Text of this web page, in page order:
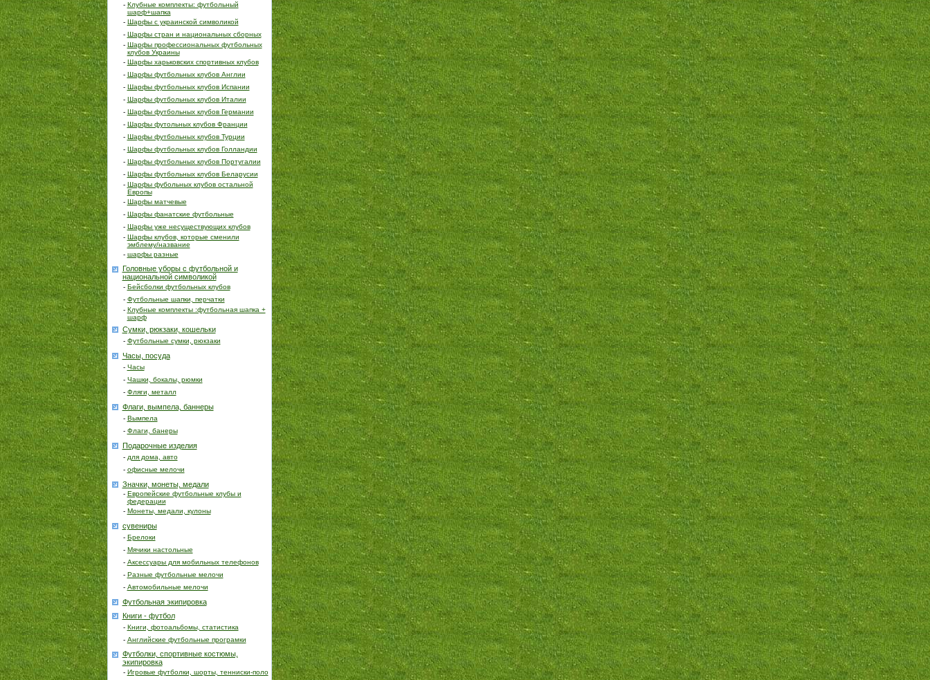
- Клубные комплекты: футбольный
шарф+шапка
- Шарфы с украинской символикой
- Шарфы стран и национальных сборных
- Шарфы профессиональных футбольных
клубов Украины
- Шарфы харьковских спортивных клубов
- Шарфы футбольных клубов Англии
- Шарфы футбольных клубов Испании
- Шарфы футбольных клубов Италии
- Шарфы футбольных клубов Германии
- Шарфы футольных клубов Франции
- Шарфы футбольных клубов Турции
- Шарфы футбольных клубов Голландии
- Шарфы футбольных клубов Португалии
- Шарфы футбольных клубов Беларусии
- Шарфы фубольных клубов остальной
Европы
- Шарфы матчевые
- Шарфы фанатские футбольные
- Шарфы уже несуществующих клубов
- Шарфы клубов, которые сменили
эмблему/название
- шарфы разные
Головные уборы с футбольной и
национальной символикой
- Бейсболки футбольных клубов
- Футбольные шапки, перчатки
- Клубные комплекты :футбольная шапка +
шарф
Сумки, рюкзаки, кошельки
- Футбольные сумки, рюкзаки
Часы, посуда
- Часы
- Чашки, бокалы, рюмки
- Фляги, металл
Флаги, вымпела, баннеры
- Вымпела
- Флаги, банеры
Подарочные изделия
- для дома, авто
- офисные мелочи
Значки, монеты, медали
- Европейские футбольные клубы и
федерации
- Монеты, медали, кулоны
сувениры
- Брелоки
- Мячики настольные
- Аксессуары для мобильных телефонов
- Разные футбольные мелочи
- Автомобильные мелочи
Футбольная экипировка
Книги - футбол
- Книги, фотоальбомы, статистика
- Английские футбольные програмки
Футболки, спортивные костюмы,
экипировка
- Игровые футболки, шорты, тенниски-поло